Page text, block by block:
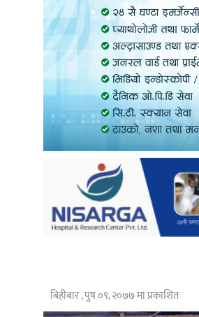
बिहीबार , पुष ०९, २०७७ मा प्रकाशित